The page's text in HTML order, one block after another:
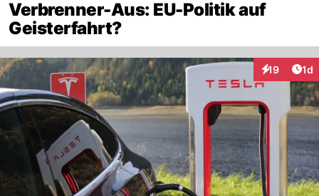
Verbrenner-Aus: EU-Politik auf
Geisterfahrt?
19 1d